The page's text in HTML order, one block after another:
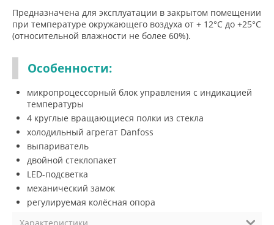
Предназначена для эксплуатации в закрытом помещении
при температуре окружающего воздуха от + 12°С до +25°С
(относительной влажности не более 60%).
Особенности:
микропроцессорный блок управления с индикацией
температуры
4 круглые вращающиеся полки из стекла
холодильный агрегат Danfoss
выпариватель
двойной стеклопакет
LED-подсветка
механический замок
регулируемая колёсная опора